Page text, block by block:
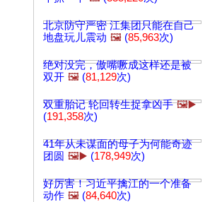
北京防守严密 江集团只能在自己
地盘玩儿震动 🖼️ (85,963次)
绝对没完，傲嘴噘成这样还是被
双开 🖼️ (81,129次)
双重胎记 轮回转生捉拿凶手 🖼️▶️
(191,358次)
41年从未谋面的母子为何能奇迹
团圆 🖼️▶️ (178,949次)
好厉害！习近平擒江的一个准备
动作 🖼️ (84,640次)